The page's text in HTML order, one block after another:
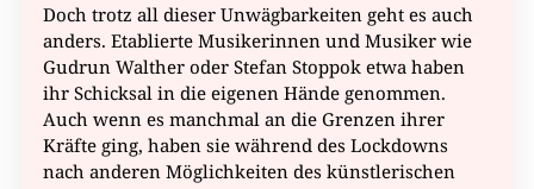
Doch trotz all dieser Unwägbarkeiten geht es auch
anders. Etablierte Musikerinnen und Musiker wie
Gudrun Walther oder Stefan Stoppok etwa haben
ihr Schicksal in die eigenen Hände genommen.
Auch wenn es manchmal an die Grenzen ihrer
Kräfte ging, haben sie während des Lockdowns
nach anderen Möglichkeiten des künstlerischen